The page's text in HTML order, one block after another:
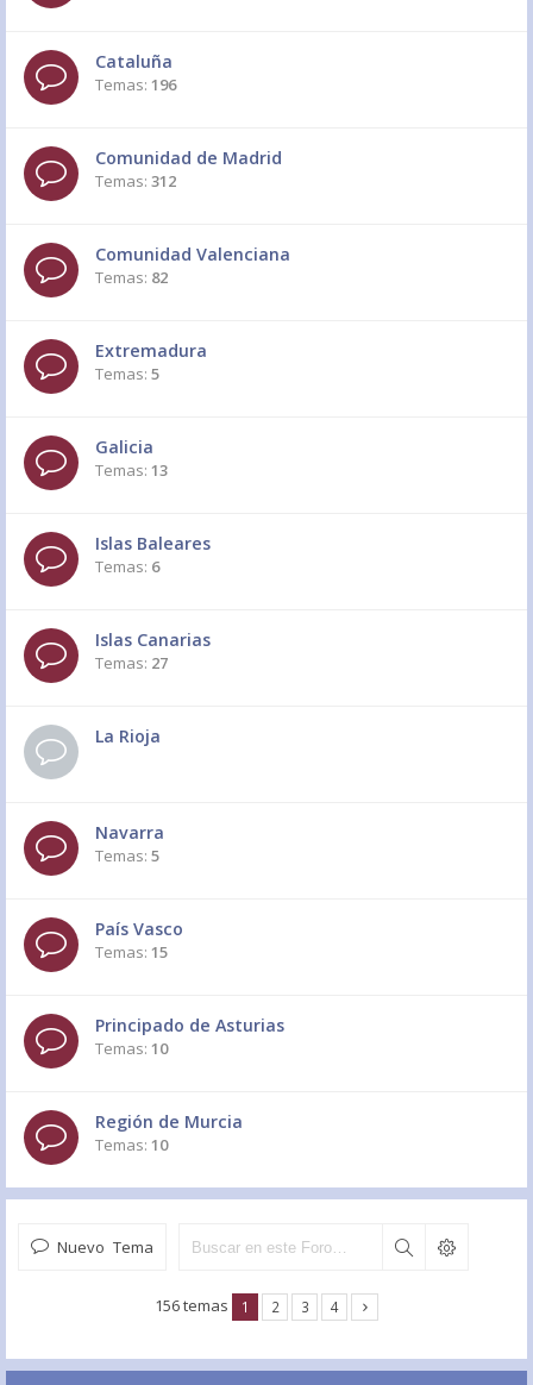
Cataluña
Temas: 196
Comunidad de Madrid
Temas: 312
Comunidad Valenciana
Temas: 82
Extremadura
Temas: 5
Galicia
Temas: 13
Islas Baleares
Temas: 6
Islas Canarias
Temas: 27
La Rioja
Navarra
Temas: 5
País Vasco
Temas: 15
Principado de Asturias
Temas: 10
Región de Murcia
Temas: 10
Nuevo Tema
156 temas 1 2 3 4